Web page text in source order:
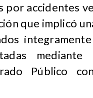
por accidentes
que implicó
Público